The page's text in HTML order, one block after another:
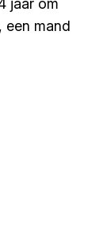
jaar om
een mand